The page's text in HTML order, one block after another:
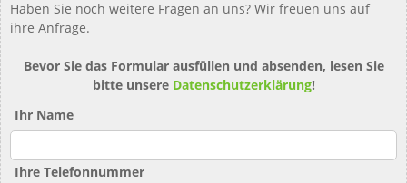
Haben Sie noch weitere Fragen an uns? Wir freuen uns auf
ihre Anfrage.
Bevor Sie das Formular ausfüllen und absenden, lesen Sie
bitte unsere Datenschutzerklärung!
Ihr Name
Ihre Telefonnummer